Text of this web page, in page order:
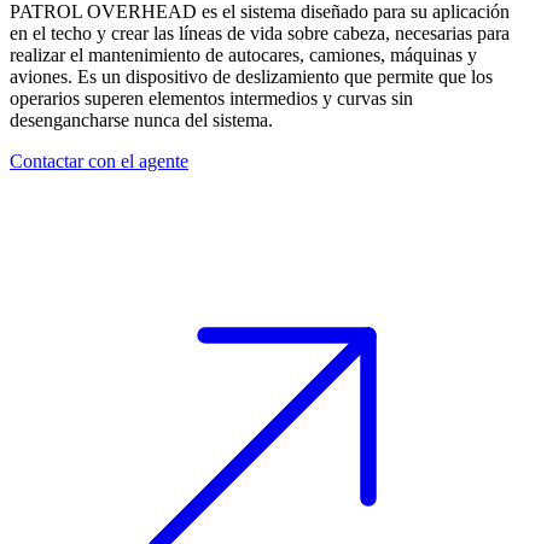
PATROL OVERHEAD es el sistema diseñado para su aplicación
en el techo y crear las líneas de vida sobre cabeza, necesarias para
realizar el mantenimiento de autocares, camiones, máquinas y
aviones. Es un dispositivo de deslizamiento que permite que los
operarios superen elementos intermedios y curvas sin
desengancharse nunca del sistema.
Contactar con el agente